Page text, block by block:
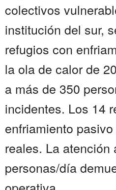
colectivos
institución del sur,
refugios con
la ola de calor de
a más de 350
incidentes. Los 14
enfriamiento
reales. La atención
personas/día